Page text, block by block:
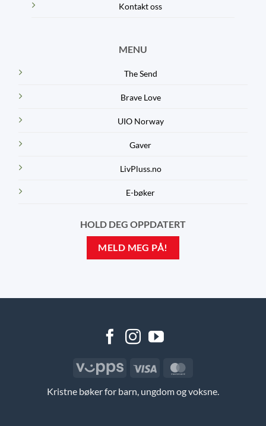
Kontakt oss
MENU
The Send
Brave Love
UIO Norway
Gaver
LivPluss.no
E-bøker
HOLD DEG OPPDATERT
MELD MEG PÅ!
Kristne bøker for barn, ungdom og voksne.
Vipps Visa